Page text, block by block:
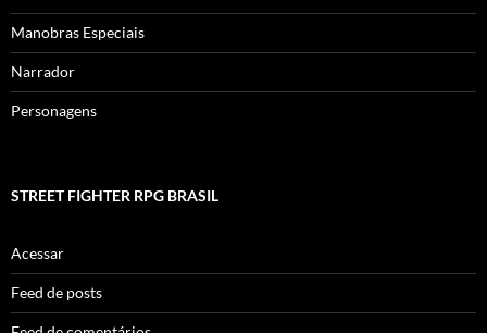
Manobras Especiais
Narrador
Personagens
STREET FIGHTER RPG BRASIL
Acessar
Feed de posts